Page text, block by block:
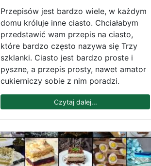
Przepisów jest bardzo wiele, w każdym
domu króluje inne ciasto. Chciałabym
przedstawić wam przepis na ciasto,
które bardzo często nazywa się Trzy
szklanki. Ciasto jest bardzo proste i
pyszne, a przepis prosty, nawet amator
cukierniczy sobie z nim poradzi.
Czytaj dalej...